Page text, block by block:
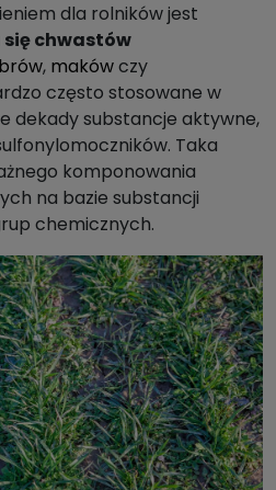
dla rolników jest
chwastów
, makówczy
często stosowane w
dekady substancje aktywne,
Taka
komponowania
na bazie substancji
chemicznych.